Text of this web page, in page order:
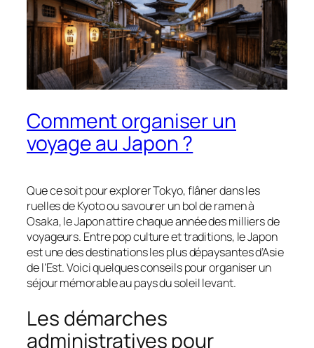
Comment organiser un
voyage au Japon ?
Que ce soit pour explorer Tokyo, flâner dans les
ruelles de Kyoto ou savourer un bol de ramen à
Osaka, le Japon attire chaque année des milliers de
voyageurs. Entre pop culture et traditions, le Japon
est une des destinations les plus dépaysantes d’Asie
de l’Est. Voici quelques conseils pour organiser un
séjour mémorable au pays du soleil levant.
Les démarches
administratives pour